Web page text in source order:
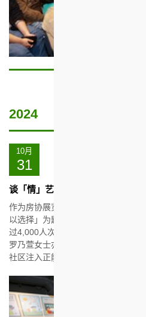
2024
目
及
动
介10月
31
谈「情」艺术主题活动闭幕礼暨讲
作为房协展览中心翻新启用后的头炮
以选择」为题的插画展及谈「情」艺
过4,000人次参与。精神健康咨询委
罗乃萱女士亦获邀到场分享教养一个
社区注入正能量及培育年青人正向发